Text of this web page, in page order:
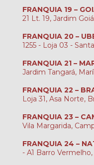
FRANQUIA 19 –
21 Lt. 19, Jardim
FRANQUIA 20 –
1255 - Loja 03 -
FRANQUIA 21 –
Jardim Tangará,
FRANQUIA 22 –
Loja 31, Asa Norte,
FRANQUIA 23 –
Vila Margarida,
FRANQUIA 24 –
- A1 Barro